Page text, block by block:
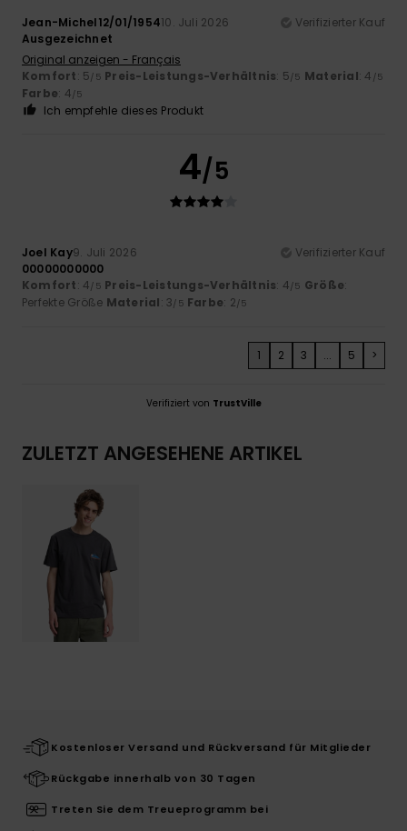
Jean-Michel12/01/195410. Juli 2026
Verifizierter Kauf
Ausgezeichnet
Original anzeigen - Français
Komfort: 5/5 Preis-Leistungs-Verhältnis: 5/5 Material: 4 /5
Farbe: 4/5
Ich empfehle dieses Produkt
4/5
Joel Kay9. Juli 2026
Verifizierter Kauf
00000000000
Komfort: 4/5 Preis-Leistungs-Verhältnis: 4/5 Größe:
Perfekte Größe Material: 3/5 Farbe: 2/5
1 2 3 ... 5 >
Verifiziert von TrustVille
ZULETZT ANGESEHENE ARTIKEL
Kostenloser Versand und Rückversand für Mitglieder
Rückgabe innerhalb von 30 Tagen
Treten Sie dem Treueprogramm bei